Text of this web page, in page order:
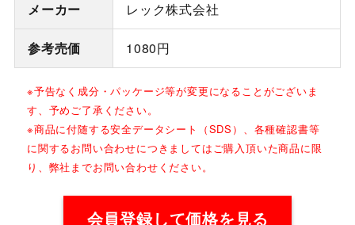
メーカー レック株式会社
参考売価 1080円
※予告なく成分・パッケージ等が変更になることがございま
す、予めご了承ください。
※商品に付随する安全データシート（SDS）、各種確認書等
に関するお問い合わせにつきましてはご購入頂いた商品に限
り、弊社までお問い合わせください。
会員登録して価格を見る